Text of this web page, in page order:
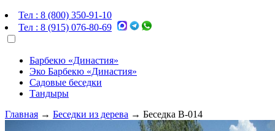
Тел : 8 (800) 350-91-10
Тел : 8 (915) 076-80-69
Барбекю «Династия»
Эко Барбекю «Династия»
Садовые беседки
Тандыры
Главная → Беседки из дерева → Беседка В-014